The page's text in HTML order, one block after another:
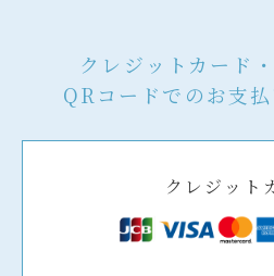
クレジットカード
QRコードでのお支払
クレジット